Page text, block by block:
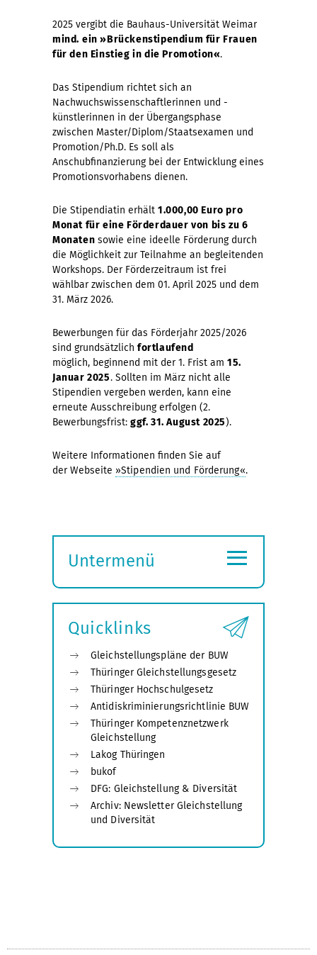
2025 vergibt die Bauhaus-Universität Weimar
mind. ein »Brückenstipendium für Frauen
für den Einstieg in die Promotion«.
Das Stipendium richtet sich an
Nachwuchswissenschaftlerinnen und -
künstlerinnen in der Übergangsphase
zwischen Master/Diplom/Staatsexamen und
Promotion/Ph.D. Es soll als
Anschubfinanzierung bei der Entwicklung eines
Promotionsvorhabens dienen.
Die Stipendiatin erhält 1.000,00 Euro pro
Monat für eine Förderdauer von bis zu 6
Monaten sowie eine ideelle Förderung durch
die Möglichkeit zur Teilnahme an begleitenden
Workshops. Der Förderzeitraum ist frei
wählbar zwischen dem 01. April 2025 und dem
31. März 2026.
Bewerbungen für das Förderjahr 2025/2026
sind grundsätzlich fortlaufend
möglich, beginnend mit der 1. Frist am 15.
Januar 2025. Sollten im März nicht alle
Stipendien vergeben werden, kann eine
erneute Ausschreibung erfolgen (2.
Bewerbungsfrist: ggf. 31. August 2025).
Weitere Informationen finden Sie auf
der Webseite »Stipendien und Förderung«.
Untermenü
öffnen
≡
Quicklinks
Gleichstellungspläne der BUW
Thüringer Gleichstellungsgesetz
Thüringer Hochschulgesetz
Antidiskriminierungsrichtlinie BUW
Thüringer Kompetenznetzwerk
Gleichstellung
Lakog Thüringen
bukof
DFG: Gleichstellung & Diversität
Archiv: Newsletter Gleichstellung
und Diversität